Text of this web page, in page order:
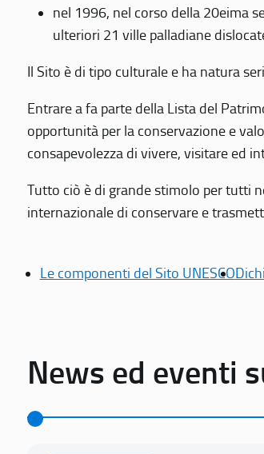
nel 1996, nel corso della 20eima
ulteriori 21 ville palladiane
Il Sito è di tipo culturale e ha natura
Entrare a fa parte della Lista del
opportunità per la conservazione e
consapevolezza di vivere, visitare ed
Tutto ciò è di grande stimolo per tutti
internazionale di conservare e
Le componenti del Sito UNESCO
News ed eventi